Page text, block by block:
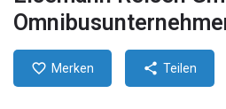
Merken Teilen